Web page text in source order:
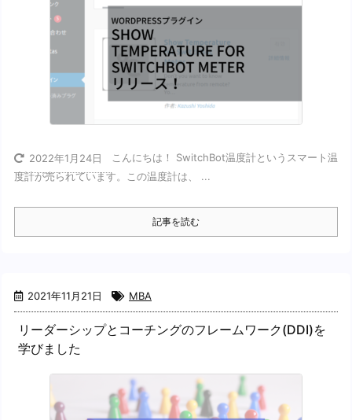
2022年1月24日
こんにちは！ SwitchBot温度計というスマート温
度計が売られています。この温度計は、 ...
記事を読む
2021年11月21日 MBA
リーダーシップとコーチングのフレームワーク(DDI)を
学びました